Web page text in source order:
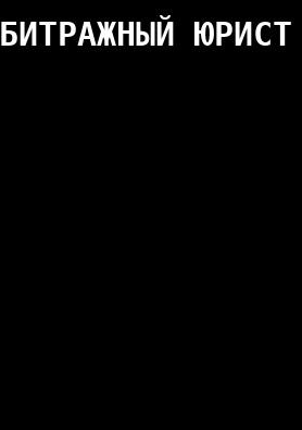
БИТРАЖНЫЙ